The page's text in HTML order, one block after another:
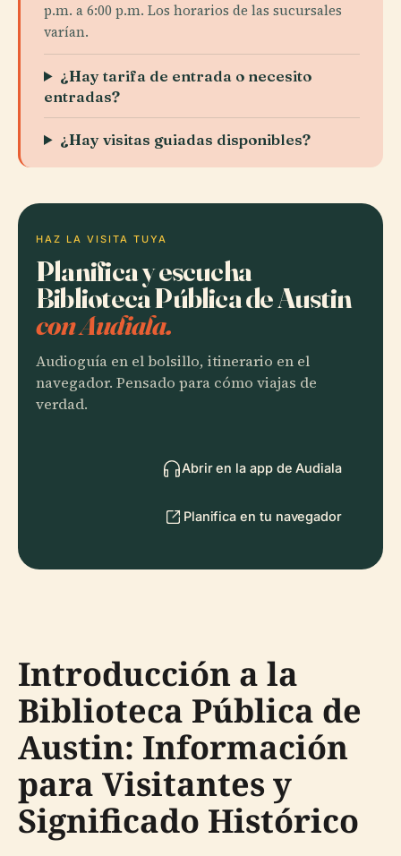
p.m. a 6:00 p.m. Los horarios de las sucursales
varían.
¿Hay tarifa de entrada o necesito
entradas?
¿Hay visitas guiadas disponibles?
HAZ LA VISITA TUYA
Planifica y escucha
Biblioteca Pública de Austin
con Audiala.
Audioguía en el bolsillo, itinerario en el
navegador. Pensado para cómo viajas de
verdad.
Abrir en la app de Audiala
Planifica en tu navegador
Introducción a la
Biblioteca Pública de
Austin: Información
para Visitantes y
Significado Histórico